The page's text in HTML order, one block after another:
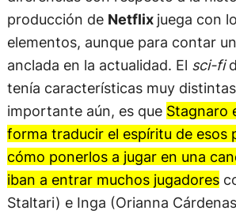
producción de Netflix juega con
elementos, aunque para contar
anclada en la actualidad. El sci-fi
tenía características muy
importante aún, es que Stagnaro
forma traducir el espíritu de esos
cómo ponerlos a jugar en una
iban a entrar muchos jugadores
Staltari) e Inga (Orianna